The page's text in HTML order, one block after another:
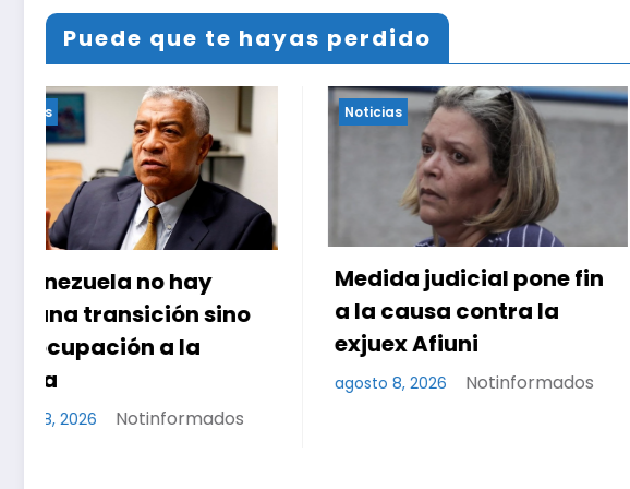
Puede que te hayas perdido
Noticias
Medida judicial pone fin
a la causa contra la
exjuex Afiuni
agosto 8, 2026
Noticias
Continúa diálogo
político en Venezuela
entre el gobierno y la